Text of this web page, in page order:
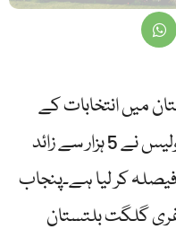
میں انتخابات کے
دوران سیکیورٹی کے لیے پنجاب پولیس نے 5 ہزار سے زائد
کر لیا ہے۔پنجاب
سے زائد نفری گلگت بلتستان